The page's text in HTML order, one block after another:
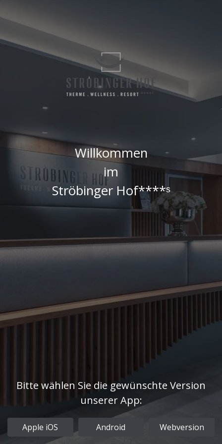
Willkommen
im
Ströbinger Hof****ˢ
Bitte wählen Sie die gewünschte Version
unserer App:
Apple iOS Android Webversion